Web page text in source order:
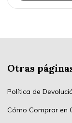
Otras
Política de
Cómo Comprar en